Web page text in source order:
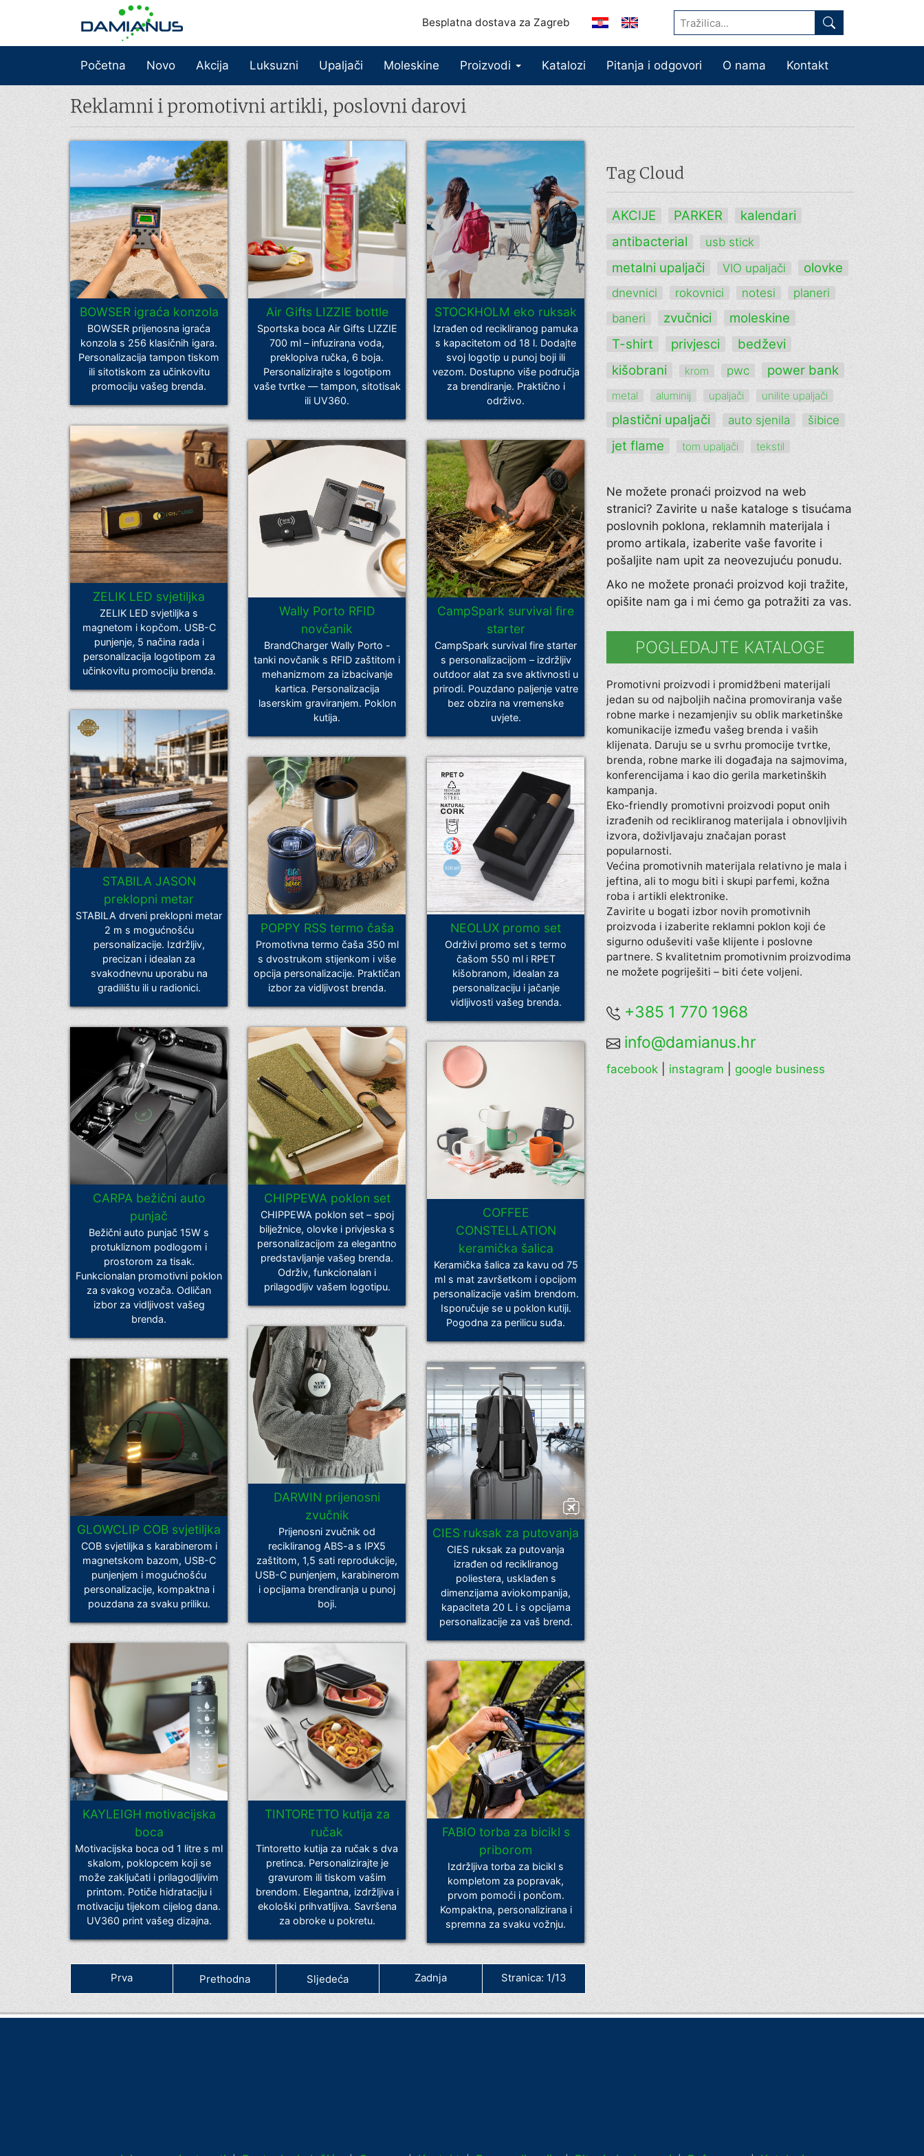
Besplatna dostava za Zagreb
Početna Novo Akcija Luksuzni Upaljači Moleskine Proizvodi Katalozi Pitanja i odgovori O nama Kontakt
Reklamni i promotivni artikli, poslovni darovi
BOWSER igraća konzola
BOWSER prijenosna igraća
konzola s 256 klasičnih igara.
Personalizacija tampon tiskom
ili sitotiskom za učinkovitu
promociju vašeg brenda.
Air Gifts LIZZIE bottle
Sportska boca Air Gifts LIZZIE
700 ml – infuzirana voda,
preklopiva ručka, 6 boja.
Personalizirajte s logotipom
vaše tvrtke — tampon, sitotisak
ili UV360.
STOCKHOLM eko ruksak
Izrađen od recikliranog pamuka
s kapacitetom od 18 l. Dodajte
svoj logotip u punoj boji ili
vezom. Dostupno više područja
za brendiranje. Praktično i
održivo.
ZELIK LED svjetiljka
ZELIK LED svjetiljka s
magnetom i kopčom. USB-C
punjenje, 5 načina rada i
personalizacija logotipom za
učinkovitu promociju brenda.
Wally Porto RFID
novčanik
BrandCharger Wally Porto -
tanki novčanik s RFID zaštitom i
mehanizmom za izbacivanje
kartica. Personalizacija
laserskim graviranjem. Poklon
kutija.
CampSpark survival fire
starter
CampSpark survival fire starter
s personalizacijom – izdržljiv
outdoor alat za sve aktivnosti u
prirodi. Pouzdano paljenje vatre
bez obzira na vremenske
uvjete.
STABILA JASON
preklopni metar
STABILA drveni preklopni metar
2 m s mogućnošću
personalizacije. Izdržljiv,
precizan i idealan za
svakodnevnu uporabu na
gradilištu ili u radionici.
POPPY RSS termo čaša
Promotivna termo čaša 350 ml
s dvostrukom stijenkom i više
opcija personalizacije. Praktičan
izbor za vidljivost brenda.
NEOLUX promo set
Održivi promo set s termo
čašom 550 ml i RPET
kišobranom, idealan za
personalizaciju i jačanje
vidljivosti vašeg brenda.
CARPA bežični auto
punjač
Bežični auto punjač 15W s
protukliznom podlogom i
prostorom za tisak.
Funkcionalan promotivni poklon
za svakog vozača. Odličan
izbor za vidljivost vašeg
brenda.
CHIPPEWA poklon set
CHIPPEWA poklon set – spoj
bilježnice, olovke i privjeska s
personalizacijom za elegantno
predstavljanje vašeg brenda.
Održiv, funkcionalan i
prilagodljiv vašem logotipu.
COFFEE
CONSTELLATION
keramička šalica
Keramička šalica za kavu od 75
ml s mat završetkom i opcijom
personalizacije vašim brendom.
Isporučuje se u poklon kutiji.
Pogodna za perilicu suđa.
DARWIN prijenosni
zvučnik
Prijenosni zvučnik od
recikliranog ABS-a s IPX5
zaštitom, 1,5 sati reprodukcije,
USB-C punjenjem, karabinerom
i opcijama brendiranja u punoj
boji.
GLOWCLIP COB svjetiljka
COB svjetiljka s karabinerom i
magnetskom bazom, USB-C
punjenjem i mogućnošću
personalizacije, kompaktna i
pouzdana za svaku priliku.
CIES ruksak za putovanja
CIES ruksak za putovanja
izrađen od recikliranog
poliestera, usklađen s
dimenzijama aviokompanija,
kapaciteta 20 L i s opcijama
personalizacije za vaš brend.
KAYLEIGH motivacijska
boca
Motivacijska boca od 1 litre s ml
skalom, poklopcem koji se
može zaključati i prilagodljivim
printom. Potiče hidrataciju i
motivaciju tijekom cijelog dana.
UV360 print vašeg dizajna.
TINTORETTO kutija za
ručak
Tintoretto kutija za ručak s dva
pretinca. Personalizirajte je
gravurom ili tiskom vašim
brendom. Elegantna, izdržljiva i
ekološki prihvatljiva. Savršena
za obroke u pokretu.
FABIO torba za bicikl s
priborom
Izdržljiva torba za bicikl s
kompletom za popravak,
prvom pomoći i pončom.
Kompaktna, personalizirana i
spremna za svaku vožnju.
Prva Prethodna Sljedeća Zadnja Stranica: 1/13
Tag Cloud
AKCIJE PARKER
kalendari
antibacterial
usb stick
metalni upaljači VIO upaljači olovke
dnevnici rokovnici notesi
planeri
baneri
zvučnici
moleskine
T-shirt
privjesci
bedževi
kišobrani
krom pwc power bank
metal aluminij upaljači unilite upaljači
plastični upaljači auto sjenila šibice
jet flame tom upaljači tekstil
Ne možete pronaći proizvod na web
stranici? Zavirite u naše kataloge s tisućama
poslovnih poklona, reklamnih materijala i
promo artikala, izaberite vaše favorite i
pošaljite nam upit za neovezujuću ponudu.
Ako ne možete pronaći proizvod koji tražite,
opišite nam ga i mi ćemo ga potražiti za vas.
POGLEDAJTE KATALOGE
Promotivni proizvodi i promidžbeni materijali
jedan su od najboljih načina promoviranja vaše
robne marke i nezamjenjiv su oblik marketinške
komunikacije između vašeg brenda i vaših
klijenata. Daruju se u svrhu promocije tvrtke,
brenda, robne marke ili događaja na sajmovima,
konferencijama i kao dio gerila marketinških
kampanja.
Eko-friendly promotivni proizvodi poput onih
izrađenih od recikliranog materijala i obnovljivih
izvora, doživljavaju značajan porast
popularnosti.
Većina promotivnih materijala relativno je mala i
jeftina, ali to mogu biti i skupi parfemi, kožna
roba i artikli elektronike.
Zavirite u bogati izbor novih promotivnih
proizvoda i izaberite reklamni poklon koji će
sigurno oduševiti vaše klijente i poslovne
partnere. S kvalitetnim promotivnim proizvodima
ne možete pogriješiti – biti ćete voljeni.
+385 1 770 1968
info@damianus.hr
facebook instagram google business